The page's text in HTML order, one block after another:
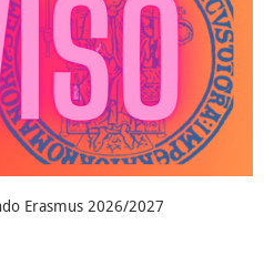
Erasmus 2026/2027